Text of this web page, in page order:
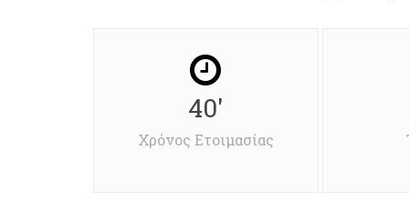
40'
Χρόνος Ετοιμασίας